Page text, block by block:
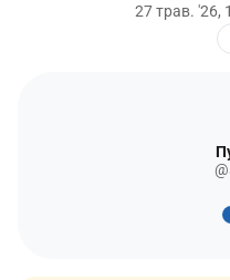
27 трав. '26,